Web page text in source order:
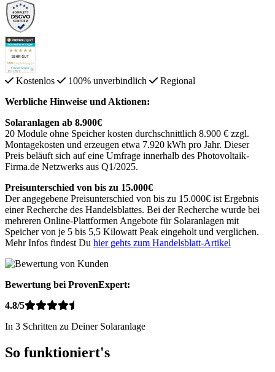
Kostenlos 100% unverbindlich
Regional
Werbliche Hinweise und Aktionen:
Solaranlagen ab 8.900€
20 Module ohne Speicher kosten durchschnittlich 8.900 € zzgl.
Montagekosten und erzeugen etwa 7.920 kWh pro Jahr. Dieser
Preis beläuft sich auf eine Umfrage innerhalb des Photovoltaik-
Firma.de Netzwerks aus Q1/2025.
Preisunterschied von bis zu 15.000€
Der angegebene Preisunterschied von bis zu 15.000€ ist Ergebnis
einer Recherche des Handelsblattes. Bei der Recherche wurde bei
mehreren Online-Plattformen Angebote für Solaranlagen mit
Speicher von je 5 bis 5,5 Kilowatt Peak eingeholt und verglichen.
Mehr Infos findest Du hier gehts zum Handelsblatt-Artikel
Bewertung bei ProvenExpert:
4.8/5
In 3 Schritten zu Deiner Solaranlage
So funktioniert's